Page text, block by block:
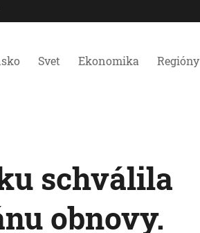
Svet Ekonomika Regióny
schválila
obnovy.